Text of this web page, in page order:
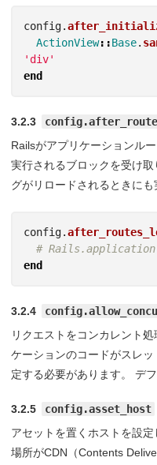
config.
ActionView::Base.
'div'
end
3.2.3
Railsがアプリケーションル
実行されるブロックを受け
グがリロードされるときにも
config.
#
end
3.2.4
リクエストをコンカレント
ケーションのコードがスレ
定する必要があります。 デ
3.2.5
config.asset_host
アセットを置くホストを設
場所がCDN（Contents